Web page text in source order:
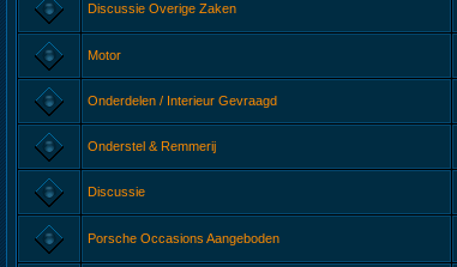
Discussie Overige Zaken
Motor
Onderdelen / Interieur Gevraagd
Onderstel & Remmerij
Discussie
Porsche Occasions Aangeboden